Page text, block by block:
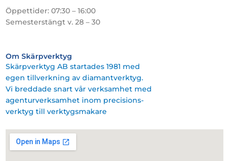
Öppettider: 07:30 – 16:00
Semesterstängt v. 28 – 30
Om Skärpverktyg
Skärpverktyg AB startades 1981 med
egen tillverkning av diamantverktyg.
Vi breddade snart vår verksamhet med
agenturverksamhet inom precisions-
verktyg till verktygsmakare